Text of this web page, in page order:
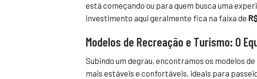
está começando ou para quem busca uma
investimento aqui geralmente fica na faixa de
Modelos de Recreação e Turismo: O
Subindo um degrau, encontramos os modelos
mais estáveis e confortáveis, ideais para